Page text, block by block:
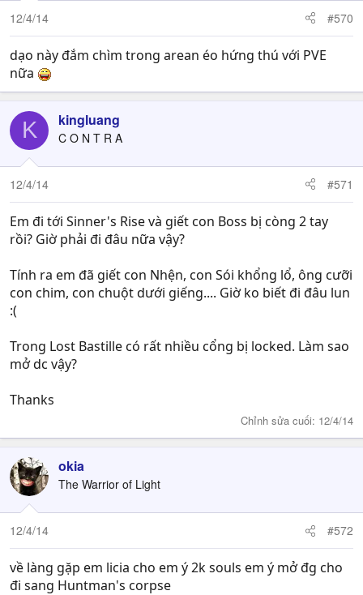
12/4/14 #570
dạo này đắm chìm trong arean éo hứng thú với PVE
nữa
K kingluang
C O N T R A
12/4/14 #571
Em đi tới Sinner's Rise và giết con Boss bị còng 2 tay
rồi? Giờ phải đi đâu nữa vậy?
Tính ra em đã giết con Nhện, con Sói khổng lổ, ông cưỡi
con chim, con chuột dưới giếng.... Giờ ko biết đi đâu lun
:(
Trong Lost Bastille có rất nhiều cổng bị locked. Làm sao
mở dc vậy?
Thanks
Chỉnh sửa cuối: 12/4/14
okia
The Warrior of Light
12/4/14 #572
về làng gặp em licia cho em ý 2k souls em ý mở đg cho
đi sang Huntman's corpse